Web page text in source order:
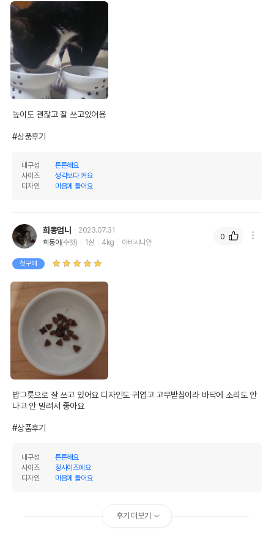
높이도 괜찮고 잘 쓰고있어용
#상품후기
내구성
튼튼해요
사이즈
생각보다 커요
디자인
마음에 들어요
희동엄니
2023.07.31
희동이 (수컷) 1살 4kg 아비시니안
첫구매
밥그릇으로 잘 쓰고 있어요 디자인도 귀엽고 고무받침이라 바닥에 소리도 안
나고 안 밀려서 좋아요
#상품후기
내구성
튼튼해요
사이즈
정사이즈예요
디자인
마음에 들어요
0
후기 더보기